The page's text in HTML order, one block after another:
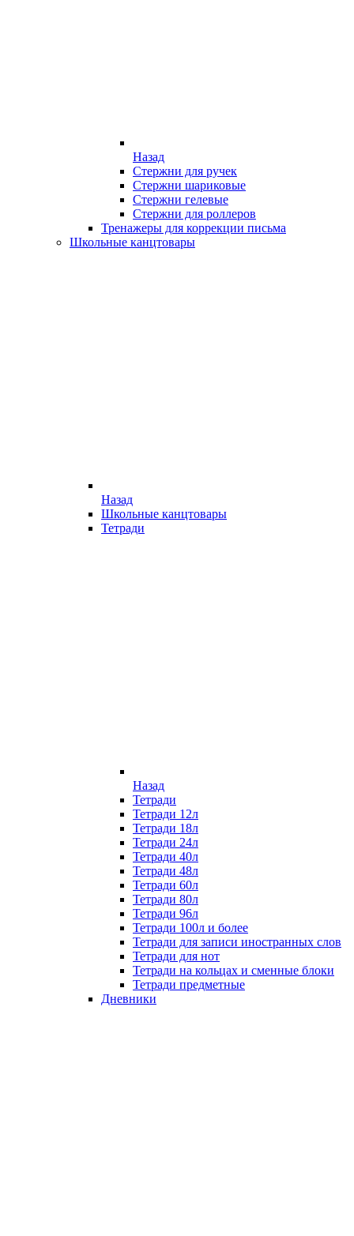
Назад
Стержни для ручек
Стержни шариковые
Стержни гелевые
Стержни для роллеров
Тренажеры для коррекции письма
Школьные канцтовары
Назад
Школьные канцтовары
Тетради
Назад
Тетради
Тетради 12л
Тетради 18л
Тетради 24л
Тетради 40л
Тетради 48л
Тетради 60л
Тетради 80л
Тетради 96л
Тетради 100л и более
Тетради для записи иностранных слов
Тетради для нот
Тетради на кольцах и сменные блоки
Тетради предметные
Дневники